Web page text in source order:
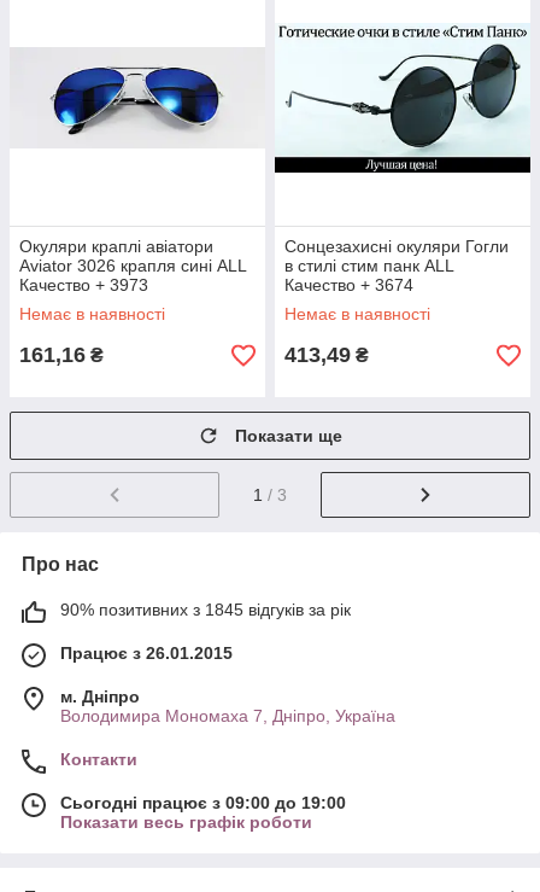
Окуляри краплі авіатори
Aviator 3026 крапля сині ALL
Качество + 3973
Немає в наявності
161,16 ₴
Сонцезахисні окуляри Гогли
в стилі стим панк ALL
Качество + 3674
Немає в наявності
413,49 ₴
Показати ще
1 / 3
Про нас
90% позитивних з 1845 відгуків за рік
Працює з 26.01.2015
м. Дніпро
Володимира Мономаха 7, Дніпро, Україна
Контакти
Сьогодні працює з 09:00 до 19:00
Показати весь графік роботи